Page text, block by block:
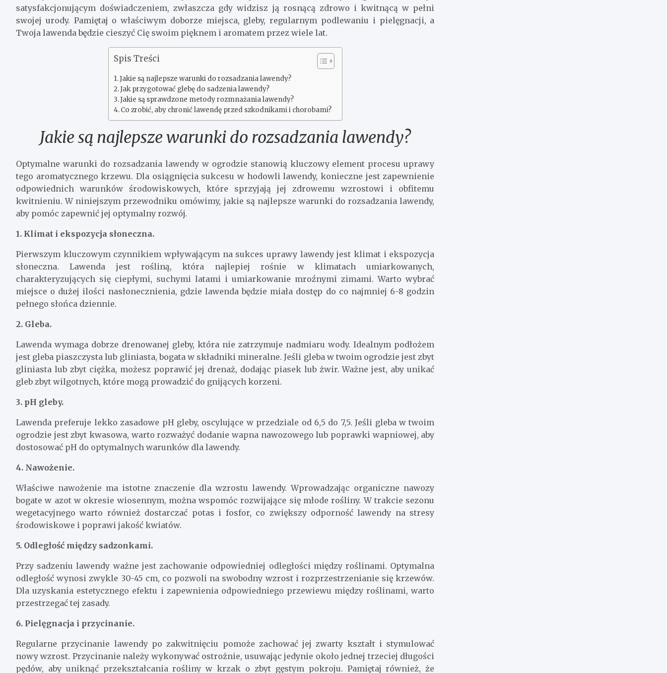
satysfakcjonującym doświadczeniem, zwłaszcza gdy widzisz ją rosnącą zdrowo i kwitnącą w pełni
swojej urody. Pamiętaj o właściwym doborze miejsca, gleby, regularnym podlewaniu i pielęgnacji, a
Twoja lawenda będzie cieszyć Cię swoim pięknem i aromatem przez wiele lat.
Spis Treści
Jakie są najlepsze warunki do rozsadzania lawendy?
Jak przygotować glebę do sadzenia lawendy?
Jakie są sprawdzone metody rozmnażania lawendy?
Co zrobić, aby chronić lawendę przed szkodnikami i chorobami?
Jakie są najlepsze warunki do rozsadzania lawendy?
Optymalne warunki do rozsadzania lawendy w ogrodzie stanowią kluczowy element procesu uprawy
tego aromatycznego krzewu. Dla osiągnięcia sukcesu w hodowli lawendy, konieczne jest zapewnienie
odpowiednich warunków środowiskowych, które sprzyjają jej zdrowemu wzrostowi i obfitemu
kwitnieniu. W niniejszym przewodniku omówimy, jakie są najlepsze warunki do rozsadzania lawendy,
aby pomóc zapewnić jej optymalny rozwój.
1. Klimat i ekspozycja słoneczna.
Pierwszym kluczowym czynnikiem wpływającym na sukces uprawy lawendy jest klimat i ekspozycja
słoneczna. Lawenda jest rośliną, która najlepiej rośnie w klimatach umiarkowanych,
charakteryzujących się ciepłymi, suchymi latami i umiarkowanie mroźnymi zimami. Warto wybrać
miejsce o dużej ilości nasłonecznienia, gdzie lawenda będzie miała dostęp do co najmniej 6-8 godzin
pełnego słońca dziennie.
2. Gleba.
Lawenda wymaga dobrze drenowanej gleby, która nie zatrzymuje nadmiaru wody. Idealnym podłożem
jest gleba piaszczysta lub gliniasta, bogata w składniki mineralne. Jeśli gleba w twoim ogrodzie jest zbyt
gliniasta lub zbyt ciężka, możesz poprawić jej drenaż, dodając piasek lub żwir. Ważne jest, aby unikać
gleb zbyt wilgotnych, które mogą prowadzić do gnijących korzeni.
3. pH gleby.
Lawenda preferuje lekko zasadowe pH gleby, oscylujące w przedziale od 6,5 do 7,5. Jeśli gleba w twoim
ogrodzie jest zbyt kwasowa, warto rozważyć dodanie wapna nawozowego lub poprawki wapniowej, aby
dostosować pH do optymalnych warunków dla lawendy.
4. Nawożenie.
Właściwe nawożenie ma istotne znaczenie dla wzrostu lawendy. Wprowadzając organiczne nawozy
bogate w azot w okresie wiosennym, można wspomóc rozwijające się młode rośliny. W trakcie sezonu
wegetacyjnego warto również dostarczać potas i fosfor, co zwiększy odporność lawendy na stresy
środowiskowe i poprawi jakość kwiatów.
5. Odległość między sadzonkami.
Przy sadzeniu lawendy ważne jest zachowanie odpowiedniej odległości między roślinami. Optymalna
odległość wynosi zwykle 30-45 cm, co pozwoli na swobodny wzrost i rozprzestrzenianie się krzewów.
Dla uzyskania estetycznego efektu i zapewnienia odpowiedniego przewiewu między roślinami, warto
przestrzegać tej zasady.
6. Pielęgnacja i przycinanie.
Regularne przycinanie lawendy po zakwitnięciu pomoże zachować jej zwarty kształt i stymulować
nowy wzrost. Przycinanie należy wykonywać ostrożnie, usuwając jedynie około jednej trzeciej długości
pędów, aby uniknąć przekształcania rośliny w krzak o zbyt gęstym pokroju. Pamiętaj również, że